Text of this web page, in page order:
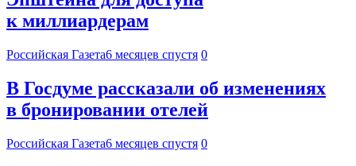
к миллиардерам
Российская Газета6 месяцев спустя 0
В Госдуме рассказали об изменениях
в бронировании отелей
Российская Газета6 месяцев спустя 0